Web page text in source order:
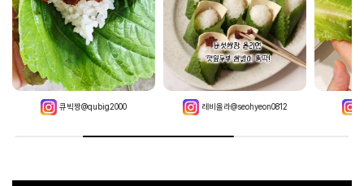
레비올라@seohyeon0812 뎅구리@deng_gury_